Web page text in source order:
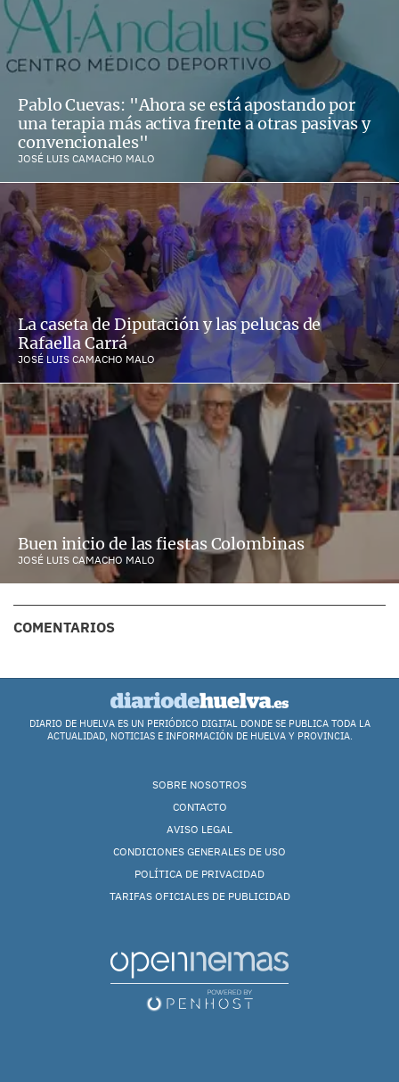
Pablo Cuevas: "Ahora se está apostando por
una terapia más activa frente a otras pasivas y
convencionales"
JOSÉ LUIS CAMACHO MALO
La caseta de Diputación y las pelucas de
Rafaella Carrá
JOSÉ LUIS CAMACHO MALO
Buen inicio de las fiestas Colombinas
JOSÉ LUIS CAMACHO MALO
COMENTARIOS
DIARIO DE HUELVA ES UN PERIÓDICO DIGITAL DONDE SE PUBLICA TODA LA
ACTUALIDAD, NOTICIAS E INFORMACIÓN DE HUELVA Y PROVINCIA.
SOBRE NOSOTROS
CONTACTO
AVISO LEGAL
CONDICIONES GENERALES DE USO
POLÍTICA DE PRIVACIDAD
TARIFAS OFICIALES DE PUBLICIDAD